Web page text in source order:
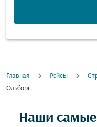
Главная Рейсы
Ольборг
Наши
Попробуйте